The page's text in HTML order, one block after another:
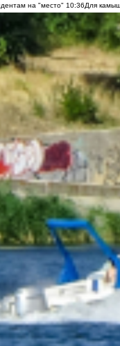
на "место" 10:36Для